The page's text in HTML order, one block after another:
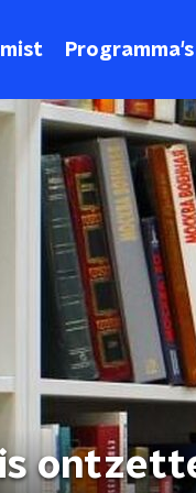
Programma's